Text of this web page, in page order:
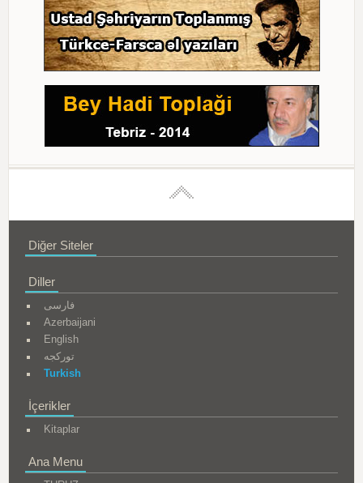
Diğer Siteler
Diller
فارسی
Azerbaijani
English
تورکجه
Turkish
İçerikler
Kitaplar
Ana Menu